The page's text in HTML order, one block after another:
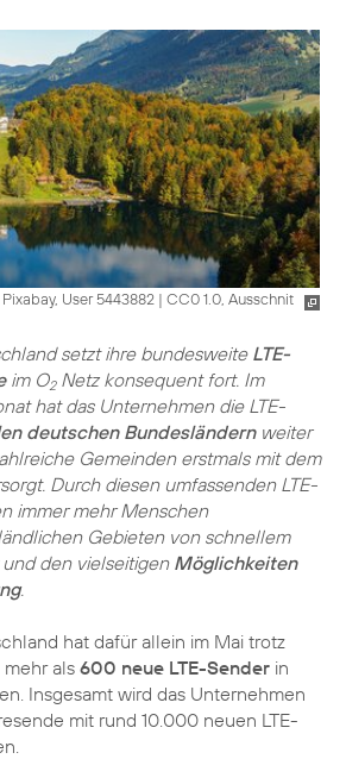
User 5443882 | CC0 1.0, Ausschnit
setzt ihre bundesweite LTE-
im O2Netz konsequent fort. Im
hat das Unternehmen die LTE-
deutschen Bundesländernweiter
Gemeinden erstmals mit dem
Durch diesen umfassenden LTE-
immer mehr Menschen
Gebieten von schnellem
den vielseitigen Möglichkeiten
.
hat dafür allein im Mai trotz
als 600 neue LTE-Sender in
Insgesamt wird das Unternehmen
mit rund 10.000 neuen LTE-